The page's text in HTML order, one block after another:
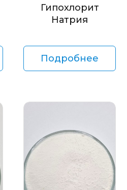
Гипохлорит
Натрия
Подробнее